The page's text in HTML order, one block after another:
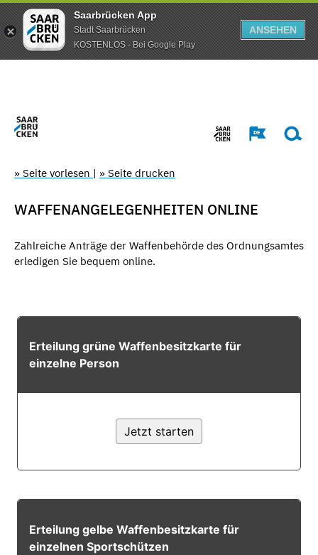
Saarbrücken App
Stadt Saarbrücken
KOSTENLOS - Bei Google Play
ANSEHEN
» Seite vorlesen | » Seite drucken
WAFFENANGELEGENHEITEN ONLINE
Zahlreiche Anträge der Waffenbehörde des Ordnungsamtes
erledigen Sie bequem online.